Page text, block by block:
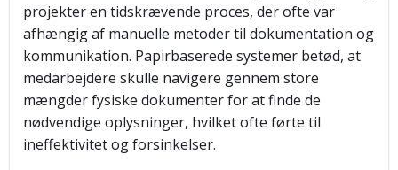
projekter en tidskrævende proces, der ofte var
afhængig af manuelle metoder til dokumentation og
kommunikation. Papirbaserede systemer betød, at
medarbejdere skulle navigere gennem store
mængder fysiske dokumenter for at finde de
nødvendige oplysninger, hvilket ofte førte til
ineffektivitet og forsinkelser.